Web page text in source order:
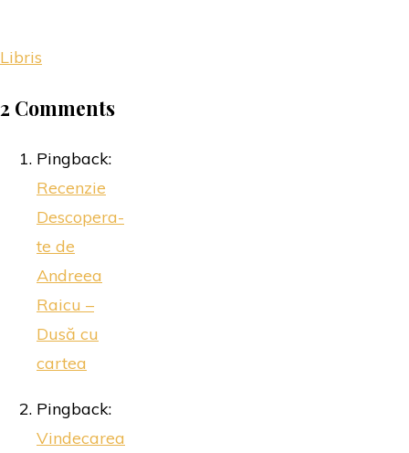
Libris
2 Comments
Pingback:
Recenzie
Descopera-
te de
Andreea
Raicu –
Dusă cu
cartea
Pingback:
Vindecarea